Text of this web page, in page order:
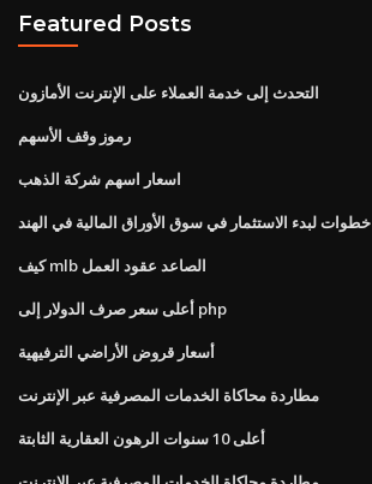
Featured Posts
التحدث إلى خدمة العملاء على الإنترنت الأمازون
رموز وقف الأسهم
اسعار اسهم شركة الذهب
خطوات لبدء الاستثمار في سوق الأوراق المالية في الهند
كيف mlb الصاعد عقود العمل
أعلى سعر صرف الدولار إلى php
أسعار قروض الأراضي الترفيهية
مطاردة محاكاة الخدمات المصرفية عبر الإنترنت
أعلى 10 سنوات الرهون العقارية الثابتة